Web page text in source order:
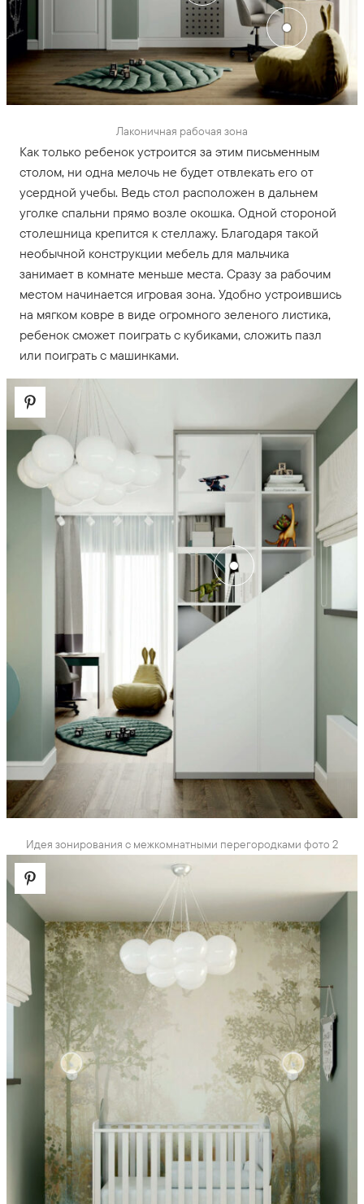
Лаконичная рабочая зона
Как только ребенок устроится за этим письменным
столом, ни одна мелочь не будет отвлекать его от
усердной учебы. Ведь стол расположен в дальнем
уголке спальни прямо возле окошка. Одной стороной
столешница крепится к стеллажу. Благодаря такой
необычной конструкции мебель для мальчика
занимает в комнате меньше места. Сразу за рабочим
местом начинается игровая зона. Удобно устроившись
на мягком ковре в виде огромного зеленого листика,
ребенок сможет поиграть с кубиками, сложить пазл
или поиграть с машинками.
Идея зонирования с межкомнатными перегородками фото 2